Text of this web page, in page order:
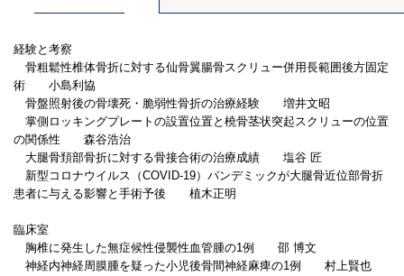
経験と考察
骨粗鬆性椎体骨折に対する仙骨翼腸骨スクリュー併用長範囲後方固定
術 小島利協
骨盤照射後の骨壊死・脆弱性骨折の治療経験 増井文昭
掌側ロッキングプレートの設置位置と橈骨茎状突起スクリューの位置
の関係性 森谷浩治
大腿骨頚部骨折に対する骨接合術の治療成績 塩谷 匠
新型コロナウイルス（COVID-19）パンデミックが大腿骨近位部骨折
患者に与える影響と手術予後 植木正明
臨床室
胸椎に発生した無症候性侵襲性血管腫の1例 邵 博文
神経内神経周膜腫を疑った小児後骨間神経麻痺の1例 村上賢也